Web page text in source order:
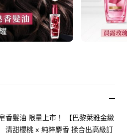
香髮油 限量上市！ 【巴黎萊雅金緻
清甜櫻桃 x 純粹麝香 揉合出高級訂